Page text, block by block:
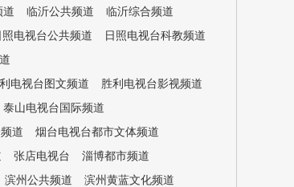
道 临沂公共频道
临沂综合频道
照电视台公共频道
日照电视台科教频道
电视台图文频道
胜利电视台影视频道
泰山电视台国际频道
道
烟台电视台都市文体频道
张店电视台
淄博都市频道
滨州公共频道
滨州黄蓝文化频道